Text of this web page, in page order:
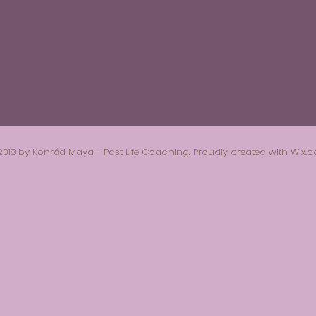
by Konrád Maya - Past Life Coaching. Proudly created with